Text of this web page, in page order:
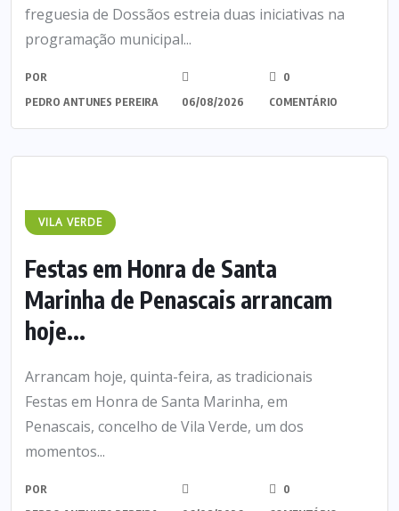
freguesia de Dossãos estreia duas iniciativas na
programação municipal...
POR
PEDRO ANTUNES PEREIRA
06/08/2026
0
COMENTÁRIO
VILA VERDE
Festas em Honra de Santa
Marinha de Penascais arrancam
hoje...
Arrancam hoje, quinta-feira, as tradicionais
Festas em Honra de Santa Marinha, em
Penascais, concelho de Vila Verde, um dos
momentos...
POR
0